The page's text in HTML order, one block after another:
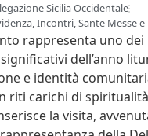
Sicilia Occidentale
,Incontri,Sante Messe
rappresenta uno
dell’anno
e identità
riti carichi di
la visita,